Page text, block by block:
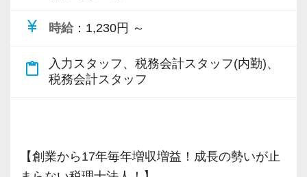
実直に自己を高めていこうとすることができる
【ご紹介が多い安定企業でお客様から一番に信
税理士という仕事は不況に強い仕事で、融資対
応、給付金のサポート、補助金のサポートなど
お手伝いできる業務は数多く存在しています。
そのため、全拠点でスタッフの増員に力を入れ
また、職場環境の改善に積極的に取り組む企業
currency_yen 時給 ：1,230円 ～
content_paste
入力スタッフ、税務会計スタッフ(内勤)、
税務会計スタッフ
【創業から17年毎年増収増益！成長の勢いが止